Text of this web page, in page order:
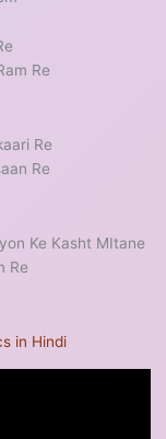
Re
Re
Re
Ke Kasht MItane
Re
in Hindi